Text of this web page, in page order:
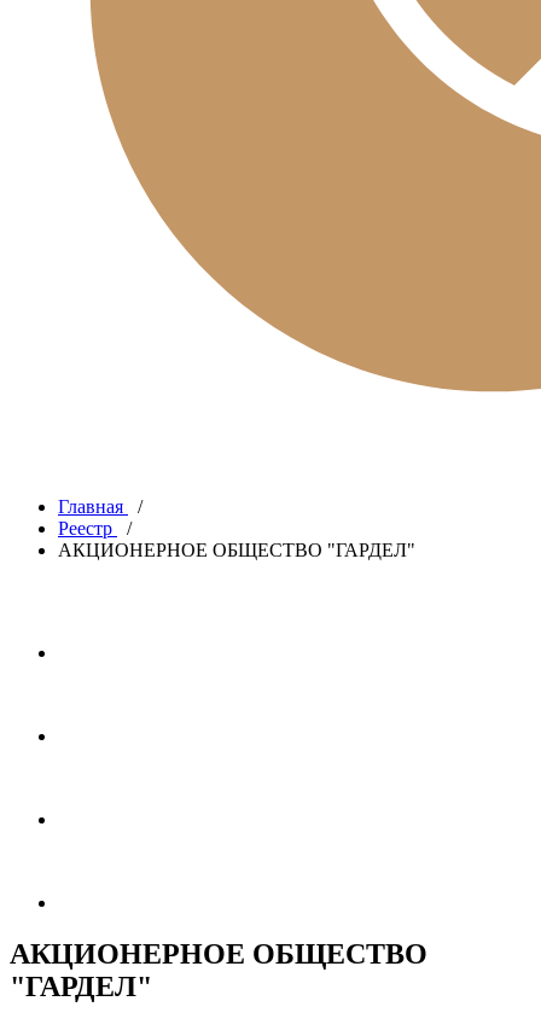
Главная
/
Реестр
/
АКЦИОНЕРНОЕ ОБЩЕСТВО "ГАРДЕЛ"
АКЦИОНЕРНОЕ ОБЩЕСТВО
"ГАРДЕЛ"